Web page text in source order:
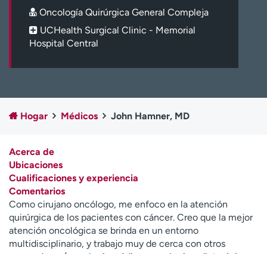
Inicie sesión en My Health Connection
Empleados
Profesionales
Atención a medios de
Asistencia financiera
Contáctenos
A
y
ú
d
a
m
Oncología Quirúrgica General Compleja
UCHealth Surgical Clinic - Memorial
Hospital Central
Hogar Médicos John Hamner, MD
Acerca de
Ubicaciones
Cualificaciones y experiencia
Comentarios
Como cirujano oncólogo, me enfoco en la atención
quirúrgica de los pacientes con cáncer. Creo que la mejor
atención oncológica se brinda en un entorno
multidisciplinario, y trabajo muy de cerca con otros